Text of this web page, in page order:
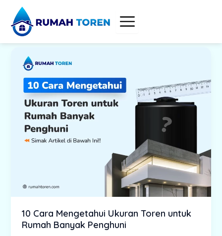
content
10 Cara Mengetahui Ukuran Toren untuk
Rumah Banyak Penghuni